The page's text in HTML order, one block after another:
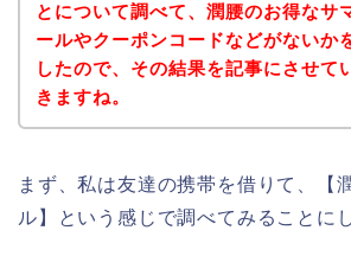
とについて調べて、潤腰のお得なサ
ールやクーポンコードなどがないか
したので、その結果を記事にさせて
きますね。
まず、私は友達の携帯を借りて、【
ル】という感じで調べてみることに